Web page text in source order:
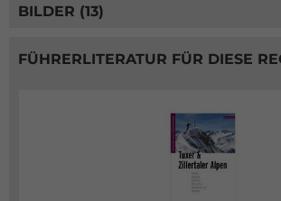
BILDER (13)
FÜHRERLITERATUR FÜR DIESE